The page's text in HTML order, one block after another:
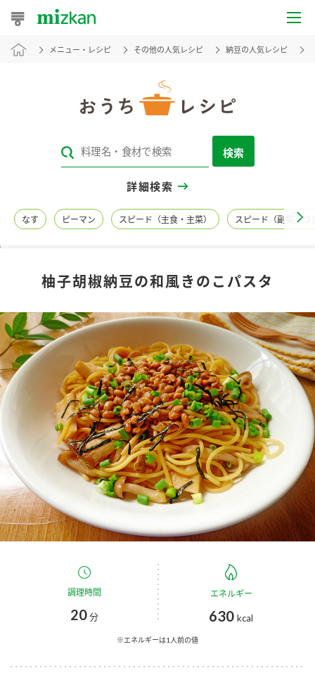
おうちレシピ
レシピカテゴリ一覧
レシピ名特集
商品情報
商品カテゴリ
調味酢
お酢ドリンク ぽん酢
みりん風・料理酒 鍋用調味料
つゆ たれ
スープ 中華
新商品一覧
キャンペーン情報
ブランド・スペシャルサイト
ブランド・スペシャルサイト トップ
商品ブランドサイト
Fibee（ファイビー）
くらしプラ酢
お酢ドリンク
国内事業概要
企業理念
ミツカンを知る
ニュースリリース
メニュー・レシピ その他の人気レシピ 納豆の人気レシピ
検索
詳細検索
なす ピーマン スピード（主食・主菜） スピード（副菜・つ
柚子胡椒納豆の和風きのこパスタ
調理時間
20分
エネルギー
630 kcal
※エネルギーは1人前の値